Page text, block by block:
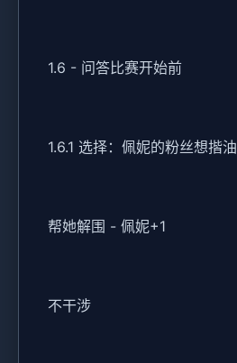
1.6 - 问答比赛开始前
1.6.1 选择：佩妮的粉丝想揩油
帮她解围 - 佩妮+1
不干涉